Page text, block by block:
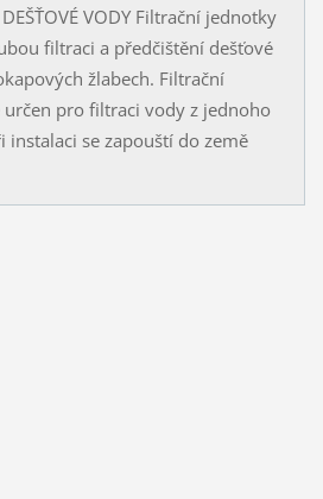
DEŠŤOVÉ VODY Filtrační jednotky
filtraci a předčištění dešťové
žlabech. Filtrační
pro filtraci vody z jednoho
instalaci se zapouští do země